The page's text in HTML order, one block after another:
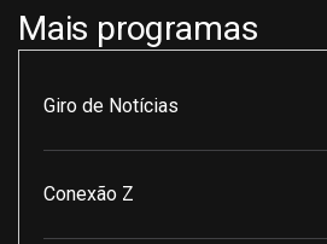
Mais programas
Giro de Notícias
Conexão Z